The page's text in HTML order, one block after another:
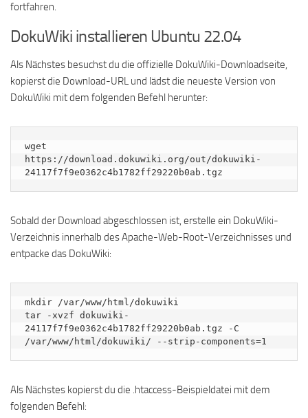
fortfahren.
DokuWiki installieren Ubuntu 22.04
Als Nächstes besuchst du die offizielle DokuWiki-Downloadseite,
kopierst die Download-URL und lädst die neueste Version von
DokuWiki mit dem folgenden Befehl herunter:
wget
https://download.dokuwiki.org/out/dokuwiki-
24117f7f9e0362c4b1782ff29220b0ab.tgz
Sobald der Download abgeschlossen ist, erstelle ein DokuWiki-
Verzeichnis innerhalb des Apache-Web-Root-Verzeichnisses und
entpacke das DokuWiki:
mkdir /var/www/html/dokuwiki
tar -xvzf dokuwiki-
24117f7f9e0362c4b1782ff29220b0ab.tgz -C
/var/www/html/dokuwiki/ --strip-components=1
Als Nächstes kopierst du die .htaccess-Beispieldatei mit dem
folgenden Befehl: